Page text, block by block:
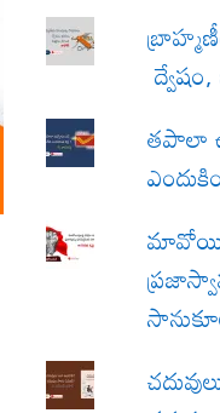
త‌పాలా